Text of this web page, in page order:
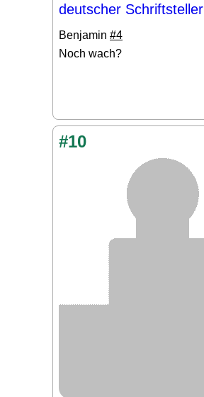
deutscher Schriftsteller
Benjamin #4
Noch wach?
#10